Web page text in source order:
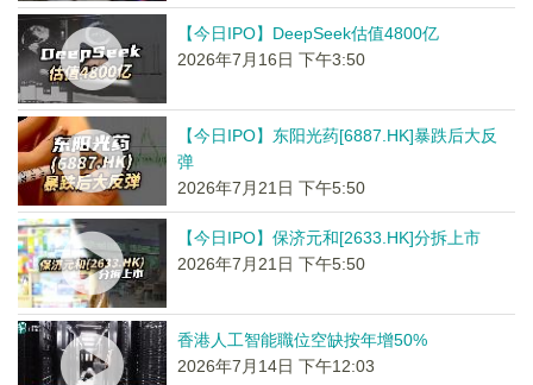
【今日IPO】DeepSeek估值4800亿
2026年7月16日 下午3:50
【今日IPO】东阳光药[6887.HK]暴跌后大反
弹
2026年7月21日 下午5:50
【今日IPO】保济元和[2633.HK]分拆上市
2026年7月21日 下午5:50
香港人工智能職位空缺按年增50%
2026年7月14日 下午12:03